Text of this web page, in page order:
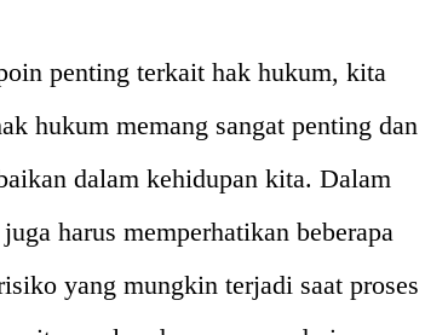
penting terkait hak hukum, kita
hukum memang sangat penting dan
dalam kehidupan kita. Dalam
harus memperhatikan beberapa
yang mungkin terjadi saat proses